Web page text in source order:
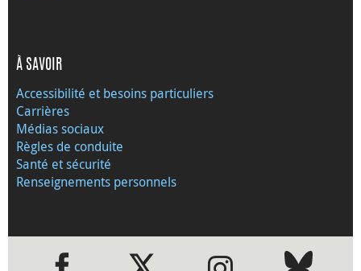
À SAVOIR
Accessibilité et besoins particuliers
Carrières
Médias sociaux
Règles de conduite
Santé et sécurité
Renseignements personnels